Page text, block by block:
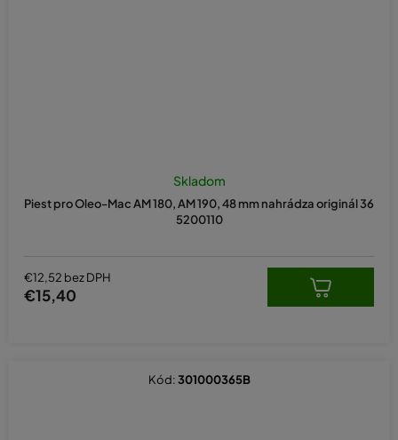
Piest pro Oleo-Mac AM 180, AM 190, 48 mm nahrádza originál 36
5200110
Skladom
€12,52 bez DPH
€15,40
Kód:301000365B